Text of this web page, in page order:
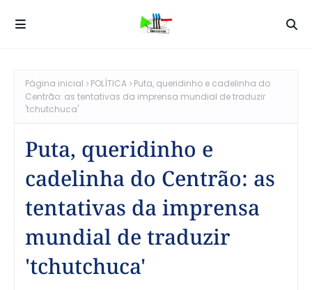
Página inicial POLÍTICA
Puta, queridinho e cadelinha do
Centrão: as tentativas da imprensa mundial de traduzir
'tchutchuca'
Puta, queridinho e
cadelinha do Centrão: as
tentativas da imprensa
mundial de traduzir
'tchutchuca'